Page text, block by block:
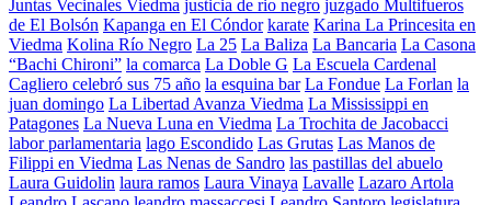
Juntas Vecinales Viedma justicia de rio negro juzgado Multifueros
de El Bolsón Kapanga en El Cóndor karate Karina La Princesita en
Viedma Kolina Río Negro La 25 La Baliza La Bancaria La Casona
“Bachi Chironi” la comarca La Doble G La Escuela Cardenal
Cagliero celebró sus 75 año la esquina bar La Fondue La Forlan la
juan domingo La Libertad Avanza Viedma La Mississippi en
Patagones La Nueva Luna en Viedma La Trochita de Jacobacci
labor parlamentaria lago Escondido Las Grutas Las Manos de
Filippi en Viedma Las Nenas de Sandro las pastillas del abuelo
Laura Guidolin laura ramos Laura Vinaya Lavalle Lazaro Artola